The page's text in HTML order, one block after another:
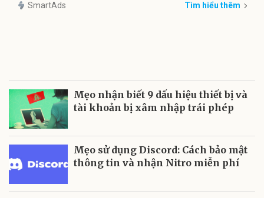
SmartAds Tìm hiểu thêm
Mẹo nhận biết 9 dấu hiệu thiết bị và
tài khoản bị xâm nhập trái phép
Mẹo sử dụng Discord: Cách bảo mật
thông tin và nhận Nitro miễn phí